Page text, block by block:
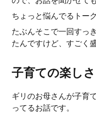
ちょっと悩んでるトー
たぶんそこで一回すっ
たんですけど、すごく
子育ての楽し
ギリのお母さんが子育
ってるお話です。